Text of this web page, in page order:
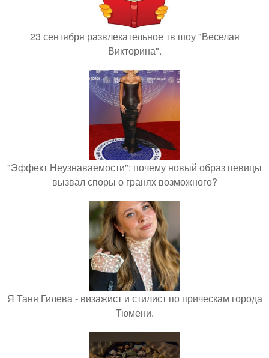
23 сентября развлекательное тв шоу "Веселая
Викторина".
"Эффект Неузнаваемости": почему новый образ певицы
вызвал споры о гранях возможного?
Я Таня Гилева - визажист и стилист по прическам города
Тюмени.